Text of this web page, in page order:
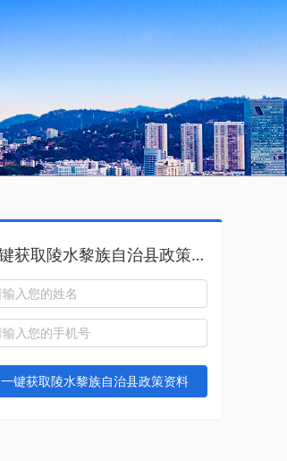
一键获取陵水黎族自治县政策资料
一键获取陵水黎族自治县政策资料